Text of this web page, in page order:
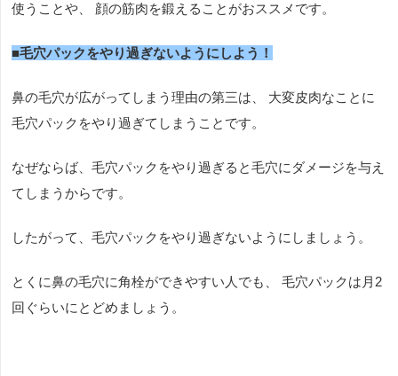
使うことや、 顔の筋肉を鍛えることがおススメです。
■毛穴パックをやり過ぎないようにしよう！
鼻の毛穴が広がってしまう理由の第三は、 大変皮肉なことに
毛穴パックをやり過ぎてしまうことです。
なぜならば、毛穴パックをやり過ぎると毛穴にダメージを与え
てしまうからです。
したがって、毛穴パックをやり過ぎないようにしましょう。
とくに鼻の毛穴に角栓ができやすい人でも、 毛穴パックは月2
回ぐらいにとどめましょう。